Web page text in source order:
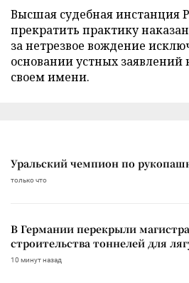
Высшая судебная инстанция
прекратить практику
за нетрезвое вождение
основании устных
своем имени.
Уральский чемпион по
только что
В Германии перекрыли
строительства тоннелей для
10 минут назад